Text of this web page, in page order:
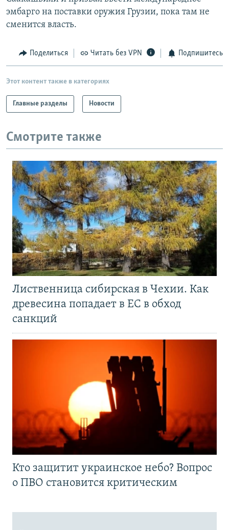
эмбарго на поставки оружия Грузии, пока там не
сменится власть.
Поделиться Читать без VPN Подпишитесь
Этот контент также в категориях
Главные разделы Новости
Смотрите также
Лиственница сибирская в Чехии. Как
древесина попадает в ЕС в обход
санкций
Кто защитит украинское небо? Вопрос
о ПВО становится критическим